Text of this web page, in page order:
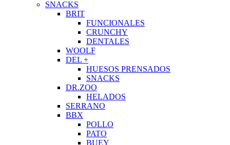
SNACKS
BRIT
FUNCIONALES
CRUNCHY
DENTALES
WOOLF
DEL +
HUESOS PRENSADOS
SNACKS
DR.ZOO
HELADOS
SERRANO
BBX
POLLO
PATO
BUEY